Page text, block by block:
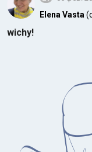
Аравийское море
Elena Vasta
wiсhy!